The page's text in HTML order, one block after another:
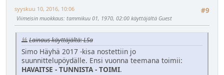
#9
syyskuu 10, 2016, 10:06
Viimeisin muokkaus: tammikuu 01, 1970, 02:00 käyttäjältä Guest
Lainaus käyttäjältä: LSa
Simo Häyhä 2017 -kisa nostettiin jo
suunnittelupöydälle. Ensi vuonna teemana toimii:
HAVAITSE - TUNNISTA - TOIMI.